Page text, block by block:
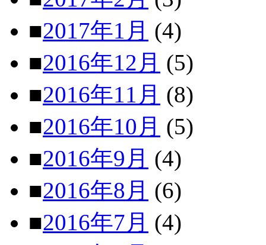
■2017年1月 (4)
■2016年12月 (5)
■2016年11月 (8)
■2016年10月 (5)
■2016年9月 (4)
■2016年8月 (6)
■2016年7月 (4)